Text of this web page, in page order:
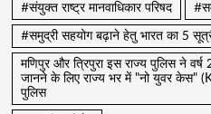
#संयुक्त राष्ट्र मानवाधिकार परिषद
#समुद्री सहयोग बढ़ाने हेतु भारत का 5
मणिपुर और त्रिपुरा इस राज्य पुलिस ने वर्ष
जानने के लिए राज्य भर में "नो युवर केस"
पुलिस